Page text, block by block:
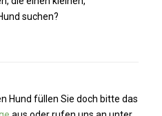
suchen?
Hund füllen Sie doch bitte das